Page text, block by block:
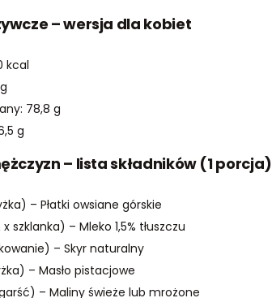
– wersja dla kobiet
kcal
78,8 g
g
– lista składników (1 porcja)
– Płatki owsiane górskie
szklanka) – Mleko 1,5% tłuszczu
– Skyr naturalny
– Masło pistacjowe
– Maliny świeże lub mrożone